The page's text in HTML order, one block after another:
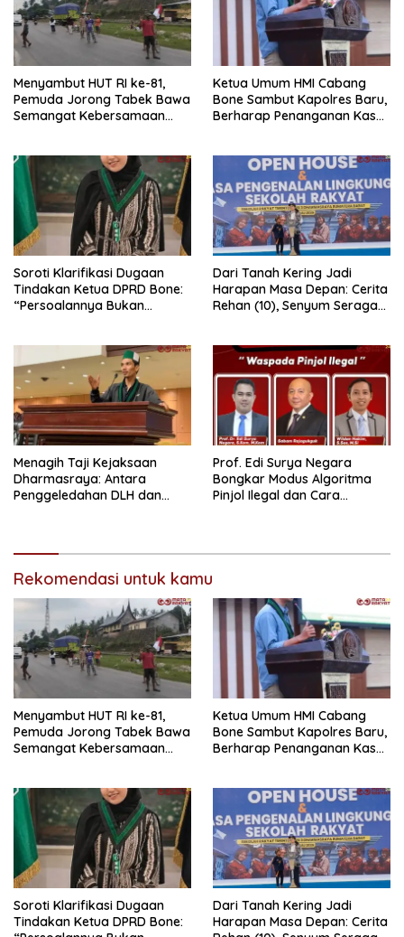
Menyambut HUT RI ke-81,
Pemuda Jorong Tabek Bawa
Semangat Kebersamaan
Ketua Umum HMI Cabang
Bone Sambut Kapolres Baru,
Berharap Penanganan Kasus
Soroti Klarifikasi Dugaan
Tindakan Ketua DPRD Bone:
“Persoalannya Bukan
Dari Tanah Kering Jadi
Harapan Masa Depan: Cerita
Rehan (10), Senyum Seragam
Menagih Taji Kejaksaan
Dharmasraya: Antara
Penggeledahan DLH dan
Prof. Edi Surya Negara
Bongkar Modus Algoritma
Pinjol Ilegal dan Cara
Rekomendasi untuk kamu
Menyambut HUT RI ke-81,
Pemuda Jorong Tabek Bawa
Semangat Kebersamaan
Ketua Umum HMI Cabang
Bone Sambut Kapolres Baru,
Berharap Penanganan Kasus
Soroti Klarifikasi Dugaan
Tindakan Ketua DPRD Bone:
Dari Tanah Kering Jadi
Harapan Masa Depan: Cerita